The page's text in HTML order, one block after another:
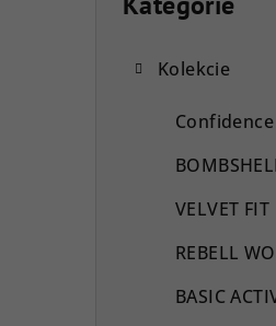
kategórie
Kolekcie
VELVET FIT
REBELL
BASIC